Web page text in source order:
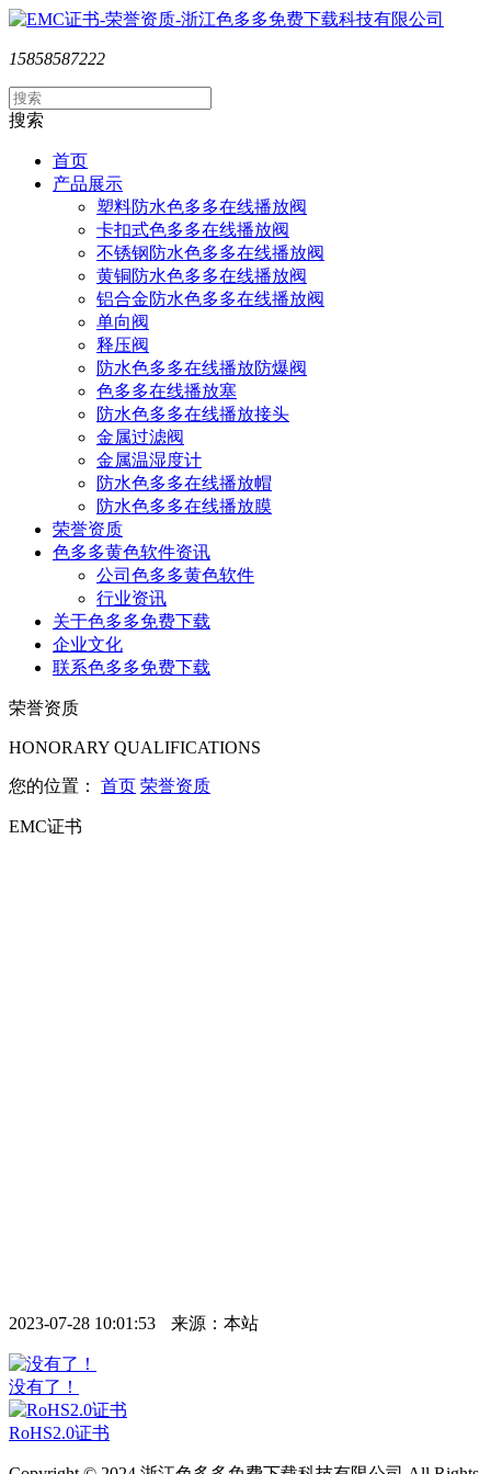
15858587222
搜索
首页
产品展示
塑料防水色多多在线播放阀
卡扣式色多多在线播放阀
不锈钢防水色多多在线播放阀
黄铜防水色多多在线播放阀
铝合金防水色多多在线播放阀
单向阀
释压阀
防水色多多在线播放防爆阀
色多多在线播放塞
防水色多多在线播放接头
金属过滤阀
金属温湿度计
防水色多多在线播放帽
防水色多多在线播放膜
荣誉资质
色多多黄色软件资讯
公司色多多黄色软件
行业资讯
关于色多多免费下载
企业文化
联系色多多免费下载
荣誉资质
HONORARY QUALIFICATIONS
您的位置： 首页 荣誉资质
EMC证书
2023-07-28 10:01:53 来源：本站
没有了！
RoHS2.0证书